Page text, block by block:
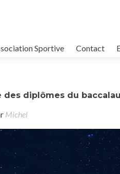
Sportive Contact
des diplômes du
Michel